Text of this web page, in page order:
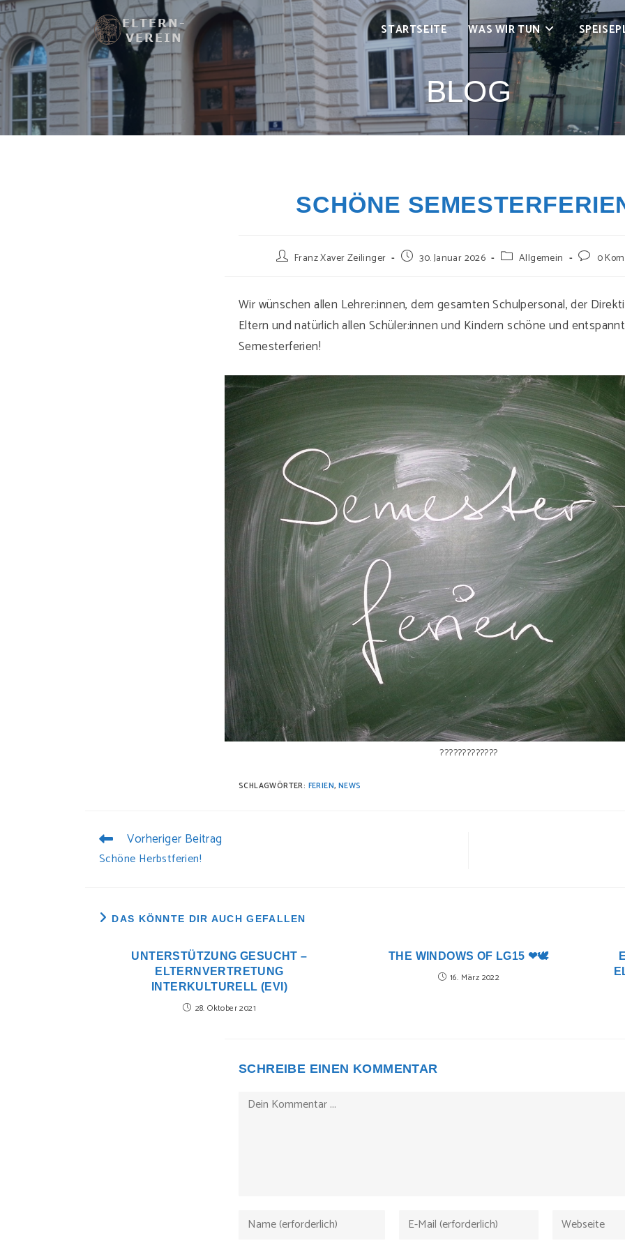
Zum
Inhalt
springen
STARTSEITE WAS WIR TUN
BLOG
SCHÖNE
Beitrags-Franz Xaver Zeilinger
Beitrag30. Januar 2026
Beitrags-Allgemein
Beitrags-
0
Wir wünschen allen Lehrer:innen, dem gesamten Schulpersonal, der
Eltern und natürlich allen Schüler:innen und Kindern schöne und
Semesterferien!
?????????????
SCHLAGWÖRTER: FERIEN, NEWS
WEITERE
ANSEHEN
Vorheriger Beitrag
Schöne Herbstferien!
DAS KÖNNTE DIR AUCH GEFALLEN
UNTERSTÜTZUNG GESUCHT –
ELTERNVERTRETUNG
INTERKULTURELL (EVI)
28. Oktober 2021
THE WINDOWS OF LG15 ❤🕊
16. März 2022
SCHREIBE EINEN KOMMENTAR
Kommentieren
Gib
Gib
Gib